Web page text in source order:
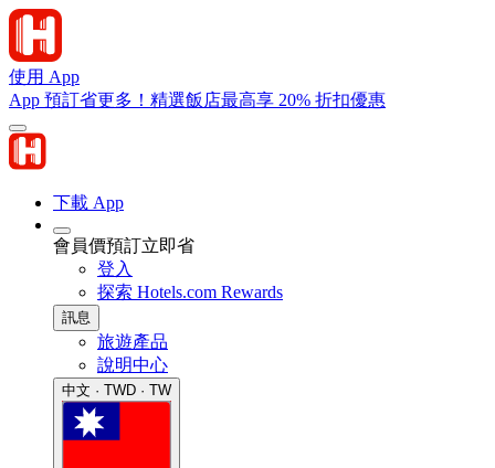
使用 App
App 預訂省更多！精選飯店最高享 20% 折扣優惠
下載 App
會員價預訂立即省
登入
探索 Hotels.com Rewards
訊息
旅遊產品
說明中心
中文 · TWD · TW